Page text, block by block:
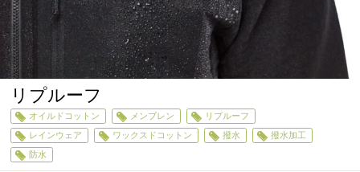
リプルーフ
オイルドコットン メンブレン
リプルーフ
レインウェア
ワックスドコットン 撥水
撥水加工
防水